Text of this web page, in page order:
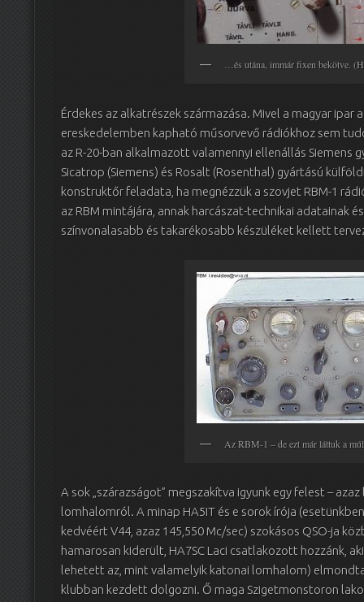
…és utána, immár fixen bekötve.
Érdekes az alkatrészek származása. Mivel a magyar ipar
ereskedelemben kapható műsorvevő rádiókhoz sem
az R-20-ban alkalmazott valamennyi ellenállás Siemens
Sicatrop (Siemens) és Rosalt (Rosenthal) gyártású
konstruktőr feladata, ha megnézzük a szovjet RBM-1
az RBM mintájára, annak harcászat-technikai adatainak
színvonalasabb és takarékosabb készüléket kellett
Az RBM-1 – de ezt már láttuk a
A sok „szárazságot” megszakítva igyunk egy felest –
lomhalomról. A minap HA5IT és e sorok írója
kedvéért V44, azaz 145,550 Mc/sec) szokásos QSO-ja
hamarosan kiderült, HA7SC Laci csatlakozott hozzánk,
lehetett az, mint valamelyik katonai lomhalom)
klubban kezdett dolgozni. Ő maga Szigetmonstoron